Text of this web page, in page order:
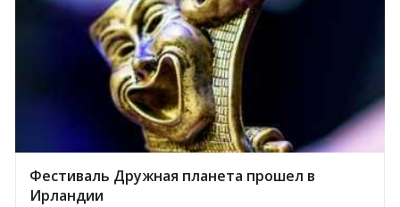
Фестиваль Дружная планета прошел в
Ирландии